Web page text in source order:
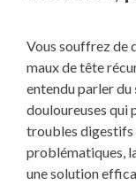
Vous souffrez de
maux de tête
entendu parler du
douloureuses qui
troubles digestifs
problématiques,
une solution